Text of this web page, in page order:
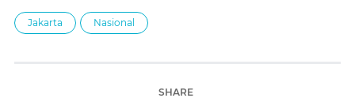
Jakarta Nasional
SHARE